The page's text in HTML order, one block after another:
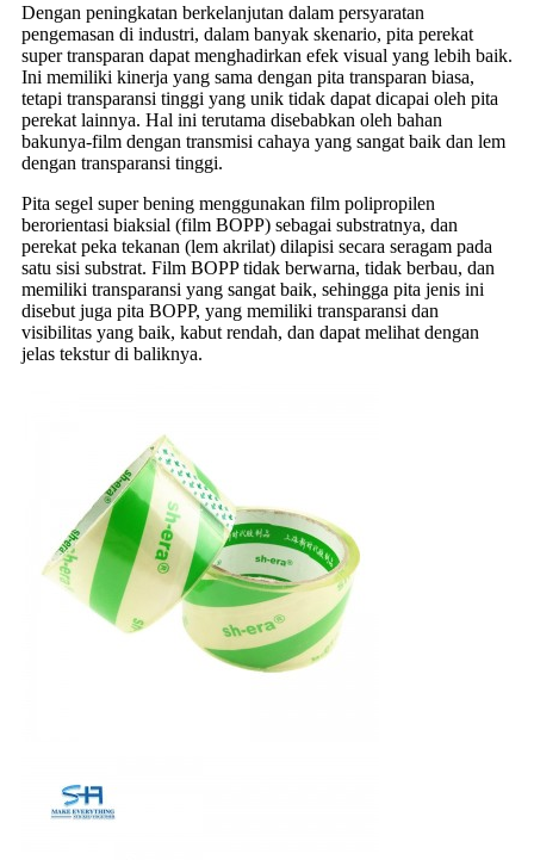
Dengan peningkatan berkelanjutan dalam persyaratan
pengemasan di industri, dalam banyak skenario, pita perekat
super transparan dapat menghadirkan efek visual yang lebih baik.
Ini memiliki kinerja yang sama dengan pita transparan biasa,
tetapi transparansi tinggi yang unik tidak dapat dicapai oleh pita
perekat lainnya. Hal ini terutama disebabkan oleh bahan
bakunya-film dengan transmisi cahaya yang sangat baik dan lem
dengan transparansi tinggi.
Pita segel super bening menggunakan film polipropilen
berorientasi biaksial (film BOPP) sebagai substratnya, dan
perekat peka tekanan (lem akrilat) dilapisi secara seragam pada
satu sisi substrat. Film BOPP tidak berwarna, tidak berbau, dan
memiliki transparansi yang sangat baik, sehingga pita jenis ini
disebut juga pita BOPP, yang memiliki transparansi dan
visibilitas yang baik, kabut rendah, dan dapat melihat dengan
jelas tekstur di baliknya.